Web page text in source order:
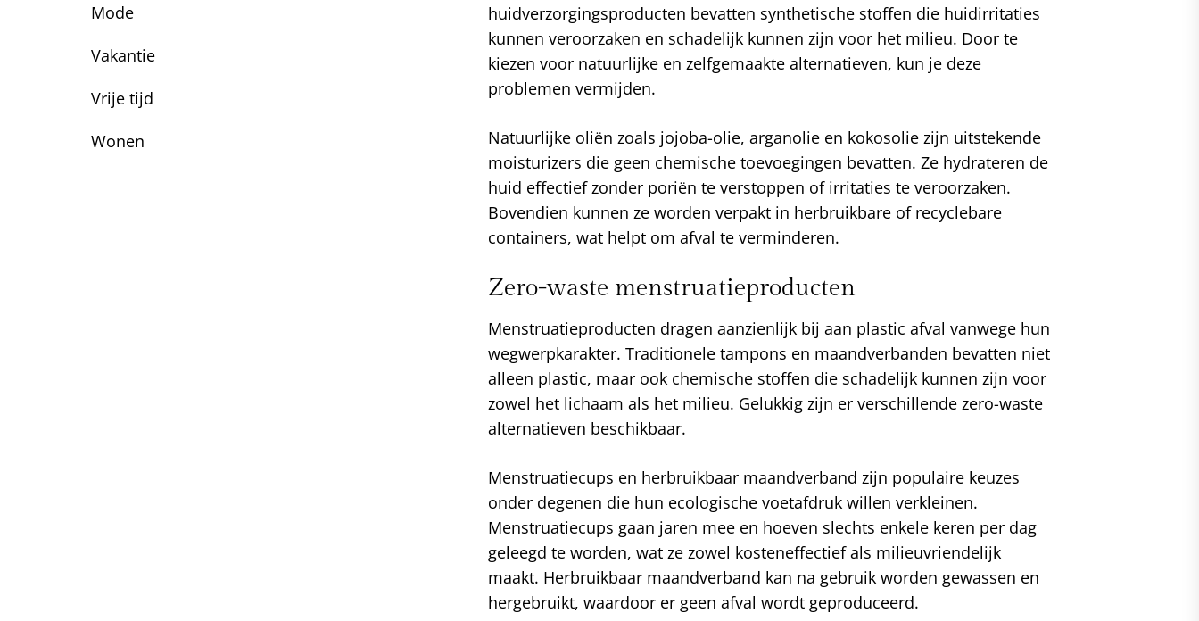
huidverzorgingsproducten bevatten synthetische stoffen die huidirritaties
kunnen veroorzaken en schadelijk kunnen zijn voor het milieu. Door te
kiezen voor natuurlijke en zelfgemaakte alternatieven, kun je deze
problemen vermijden.
Natuurlijke oliën zoals jojoba-olie, arganolie en kokosolie zijn uitstekende
moisturizers die geen chemische toevoegingen bevatten. Ze hydrateren de
huid effectief zonder poriën te verstoppen of irritaties te veroorzaken.
Bovendien kunnen ze worden verpakt in herbruikbare of recyclebare
containers, wat helpt om afval te verminderen.
Zero-waste menstruatieproducten
Menstruatieproducten dragen aanzienlijk bij aan plastic afval vanwege hun
wegwerpkarakter. Traditionele tampons en maandverbanden bevatten niet
alleen plastic, maar ook chemische stoffen die schadelijk kunnen zijn voor
zowel het lichaam als het milieu. Gelukkig zijn er verschillende zero-waste
alternatieven beschikbaar.
Menstruatiecups en herbruikbaar maandverband zijn populaire keuzes
onder degenen die hun ecologische voetafdruk willen verkleinen.
Menstruatiecups gaan jaren mee en hoeven slechts enkele keren per dag
geleegd te worden, wat ze zowel kosteneffectief als milieuvriendelijk
maakt. Herbruikbaar maandverband kan na gebruik worden gewassen en
hergebruikt, waardoor er geen afval wordt geproduceerd.
Mode
Vakantie
Vrije tijd
Wonen